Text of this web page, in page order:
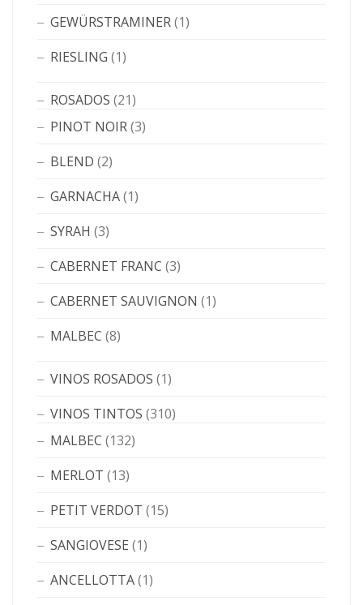
GEWÜRSTRAMINER(1)
RIESLING (1)
ROSADOS (21)
PINOT NOIR(3)
BLEND (2)
GARNACHA(1)
SYRAH (3)
CABERNET FRANC (3)
CABERNET SAUVIGNON (1)
MALBEC (8)
VINOS ROSADOS (1)
VINOS TINTOS (310)
MALBEC (132)
MERLOT (13)
PETIT VERDOT (15)
SANGIOVESE (1)
ANCELLOTTA(1)